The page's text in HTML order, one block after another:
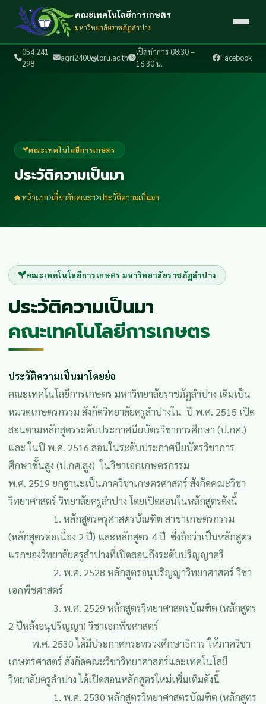
054 241
298
agri2400@lpru.ac.th
เปิดทำการ 08:30 –
16:30 น.
Facebook
คณะเทคโนโลยีการเกษตร
มหาวิทยาลัยราชภัฏลำปาง
คณะเทคโนโลยีการเกษตร
ประวัติความเป็นมา
หน้าแรก เกี่ยวกับคณะฯ ประวัติความเป็นมา
คณะเทคโนโลยีการเกษตร มหาวิทยาลัยราชภัฏลำปาง
ประวัติความเป็นมา
คณะเทคโนโลยีการเกษตร
ประวัติความเป็นมาโดยย่อ
คณะเทคโนโลยีการเกษตร มหาวิทยาลัยราชภัฏลำปาง เดิมเป็น
หมวดเกษตรกรรม สังกัดวิทยาลัยครูลำปางใน ปี พ.ศ. 2515 เปิด
สอนตามหลักสูตรระดับประกาศนียบัตรวิชาการศึกษา (ป.กศ.)
และ ในปี พ.ศ. 2516 สอนในระดับประกาศนียบัตรวิชาการ
ศึกษาชั้นสูง (ป.กศ.สูง) ในวิชาเอกเกษตรกรรม
พ.ศ. 2519 ยกฐานะเป็นภาควิชาเกษตรศาสตร์ สังกัดคณะวิชา
วิทยาศาสตร์ วิทยาลัยครูลำปาง โดยเปิดสอนในหลักสูตรดังนี้
1. หลักสูตรครุศาสตรบัณฑิต สาขาเกษตรกรรม
(หลักสูตรต่อเนื่อง 2 ปี) และหลักสูตร 4 ปี ซึ่งถือว่าเป็นหลักสูตร
แรกของวิทยาลัยครูลำปางที่เปิดสอนถึงระดับปริญญาตรี
2. พ.ศ. 2528 หลักสูตรอนุปริญญาวิทยาศาสตร์ วิชา
เอกพืชศาสตร์
3. พ.ศ. 2529 หลักสูตรวิทยาศาสตรบัณฑิต (หลักสูตร
2 ปีหลังอนุปริญญา) วิชาเอกพืชศาสตร์
พ.ศ. 2530 ได้มีประกาศกระทรวงศึกษาธิการ ให้ภาควิชา
เกษตรศาสตร์ สังกัดคณะวิชาวิทยาศาสตร์และเทคโนโลยี
วิทยาลัยครูลำปาง ได้เปิดสอนหลักสูตรใหม่เพิ่มเติมดังนี้
1. พ.ศ. 2530 หลักสูตรวิทยาศาสตรบัณฑิต (หลักสูตร